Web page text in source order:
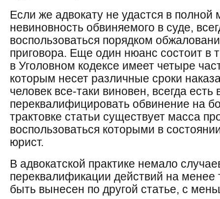
Если же адвокату не удастся в полной
невиновность обвиняемого в суде,
воспользоваться порядком
приговора. Еще один нюанс состоит в
в Уголовном кодексе имеет четыре
которым несет различные сроки
человек все-таки виновен, всегда есть
переквалифицировать обвинение на
трактовке статьи существует масса
воспользоваться которыми в
юрист.
В адвокатской практике немало
переквалификации действий на менее
быть вынесен по другой статье, с